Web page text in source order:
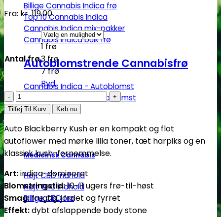
Billige Cannabis Indica frø
Top 10 Cannabis Indica
Cannabis Indica mix-pakker
Cannabis Indica bulk frø
Autoblomstrende Cannabisfrø
Cannabis Indica - Autoblomst
Cannabis Sativa - Autoblomst
Medicinsk Cannabis
Højt CBD indhold
Højt THC indhold
Billige CBD frø
Fra: kr.119.00
Antal frø
1 frø
3 frø
7 frø
Ryd
Blackberry
Kush
autoblomstrende
skunkfrø
|
Dutch
Passion
antal
Tilføj Til Kurv Køb nu
Auto Blackberry Kush er en kompakt og flot
autoflower med mørke lilla toner, tæt harpiks og en
klassisk kush-fornemmelse.
Art:indica-domineret
Blomstringstid:10-11 ugers frø-til-høst
Smag:frugtig, jordet og fyrret
Effekt:dybt afslappende body stone